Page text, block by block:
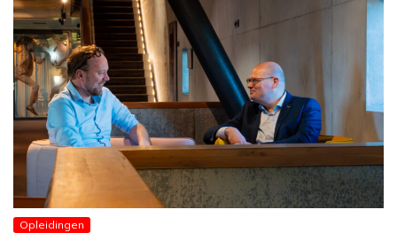
Opleidingen